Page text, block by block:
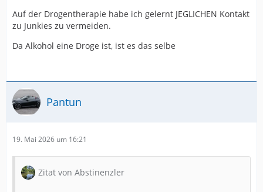
Auf der Drogentherapie habe ich gelernt JEGLICHEN Kontakt
zu Junkies zu vermeiden.
Da Alkohol eine Droge ist, ist es das selbe
Pantun
19. Mai 2026 um 16:21
Zitat von Abstinenzler